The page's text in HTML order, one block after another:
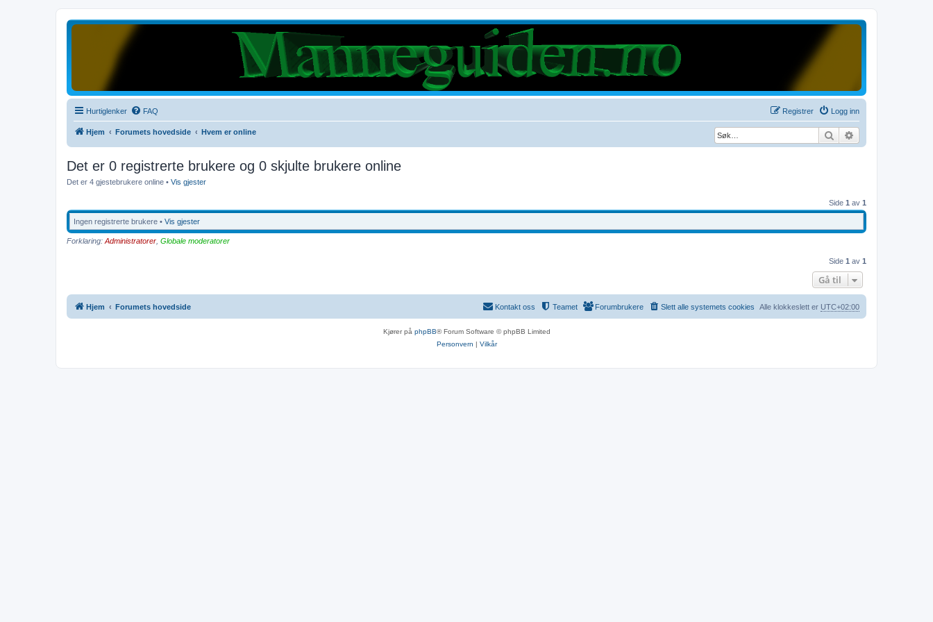
Hurtiglenker FAQ Logg inn
Registrer
Hjem Forumets hovedside Hvem er online Søk
Det er 0 registrerte brukere og 0 skjulte brukere online
Det er 4 gjestebrukere online • Vis gjester
Side 1 av 1
Ingen registrerte brukere • Vis gjester
Forklaring: Administratorer Globale moderatorer
Side 1 av 1
Gå til
Hjem Forumets hovedside Alle klokkeslett er UTC+02:00
Slett alle systemets cookies
Forumbrukere
Teamet
Kontakt oss
Kjører på phpBB® Forum Software © phpBB Limited
Personvern | Vilkår